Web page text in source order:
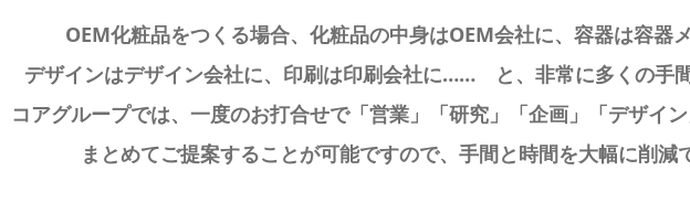
OEM化粧品をつくる場合、化粧品の中身はOEM会社に、容器は容器メ
デザインはデザイン会社に、印刷は印刷会社に…… と、非常に多くの手間
コアグループでは、一度のお打合せで「営業」「研究」「企画」「デザイン
まとめてご提案することが可能ですので、手間と時間を大幅に削減